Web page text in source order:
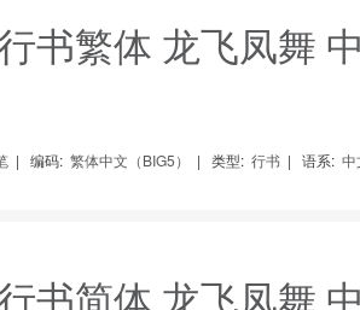
书繁体 龙飞凤舞
| 编码: 繁体中文（BIG5） | 类型: 行书 | 语系: 中
书简体 龙飞凤舞